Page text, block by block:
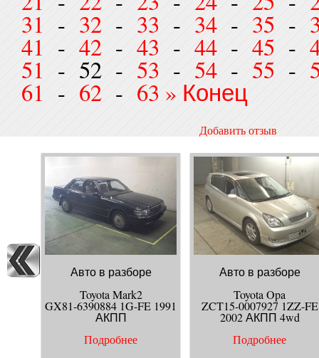
31 - 32 - 33 - 34 - 35 -
41 - 42 - 43 - 44 - 45 -
51 - 52 - 53 - 54 - 55 -
61 - 62 - 63 » Конец
Добавить отзыв
Отзыв *
Введите цифры с
Авто в разборе
Toyota Mark2
GX81-6390884 1G-FE 1991
АКПП
Подробнее
Авто в разборе
Toyota Opa
ZCT15-0007927 1ZZ-FE
2002 АКПП 4wd
Подробнее